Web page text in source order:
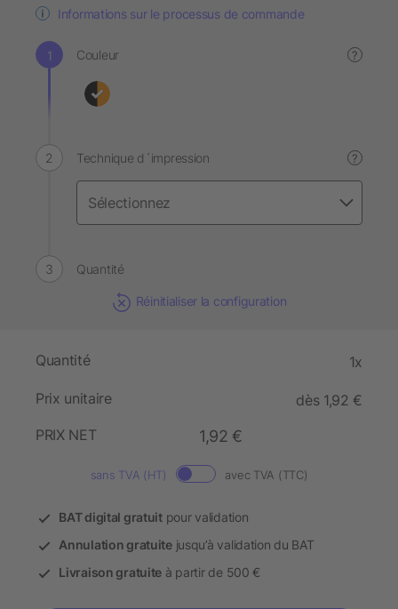
Informations sur le processus de commande
Couleur ?
Technique d´impression ?
Quantité
Réinitialiser la configuration
Quantité 1x
Prix unitaire
dès 1,92 €
PRIX NET
1,92 €
sans TVA (HT) avec TVA (TTC)
BAT digital gratuitpour validation
Annulation gratuitejusqu’à validation du BAT
Livraison gratuite à partir de 500 €